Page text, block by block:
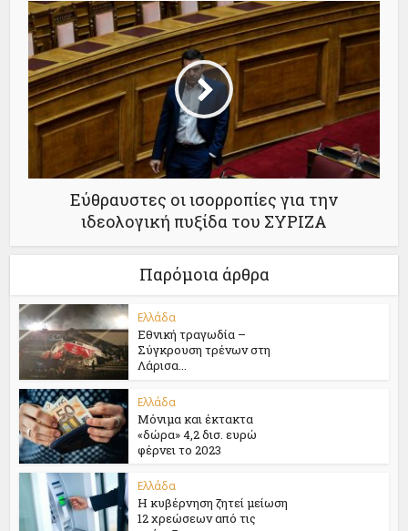
Εύθραυστες οι ισορροπίες για την
ιδεολογική πυξίδα του ΣΥΡΙΖΑ
Παρόμοια άρθρα
Ελλάδα
Εθνική τραγωδία –
Σύγκρουση τρένων στη
Λάρισα...
Ελλάδα
Μόνιμα και έκτακτα
«δώρα» 4,2 δισ. ευρώ
φέρνει το 2023
Ελλάδα
Η κυβέρνηση ζητεί μείωση
12 χρεώσεων από τις